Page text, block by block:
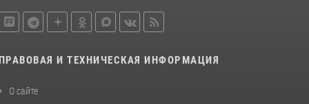
поэзии в «Тарханах»
ПРАВОВАЯ И ТЕХНИЧЕСКАЯ ИНФОРМАЦИЯ
О сайте